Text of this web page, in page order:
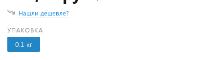
Нашли дешевле?
УПАКОВКА
0.1 кг